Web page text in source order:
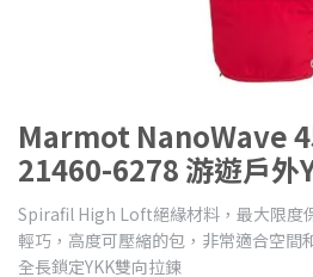
Marmot NanoWave
21460-6278 游遊戶
Spirafil High Loft絕緣材料，最大限度
輕巧，高度可壓縮的包，非常適合空間
全長鎖定YKK雙向拉鍊